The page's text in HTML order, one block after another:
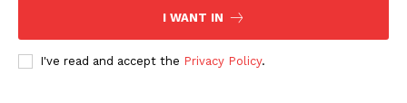
I WANT IN
I've read and accept the Privacy Policy.